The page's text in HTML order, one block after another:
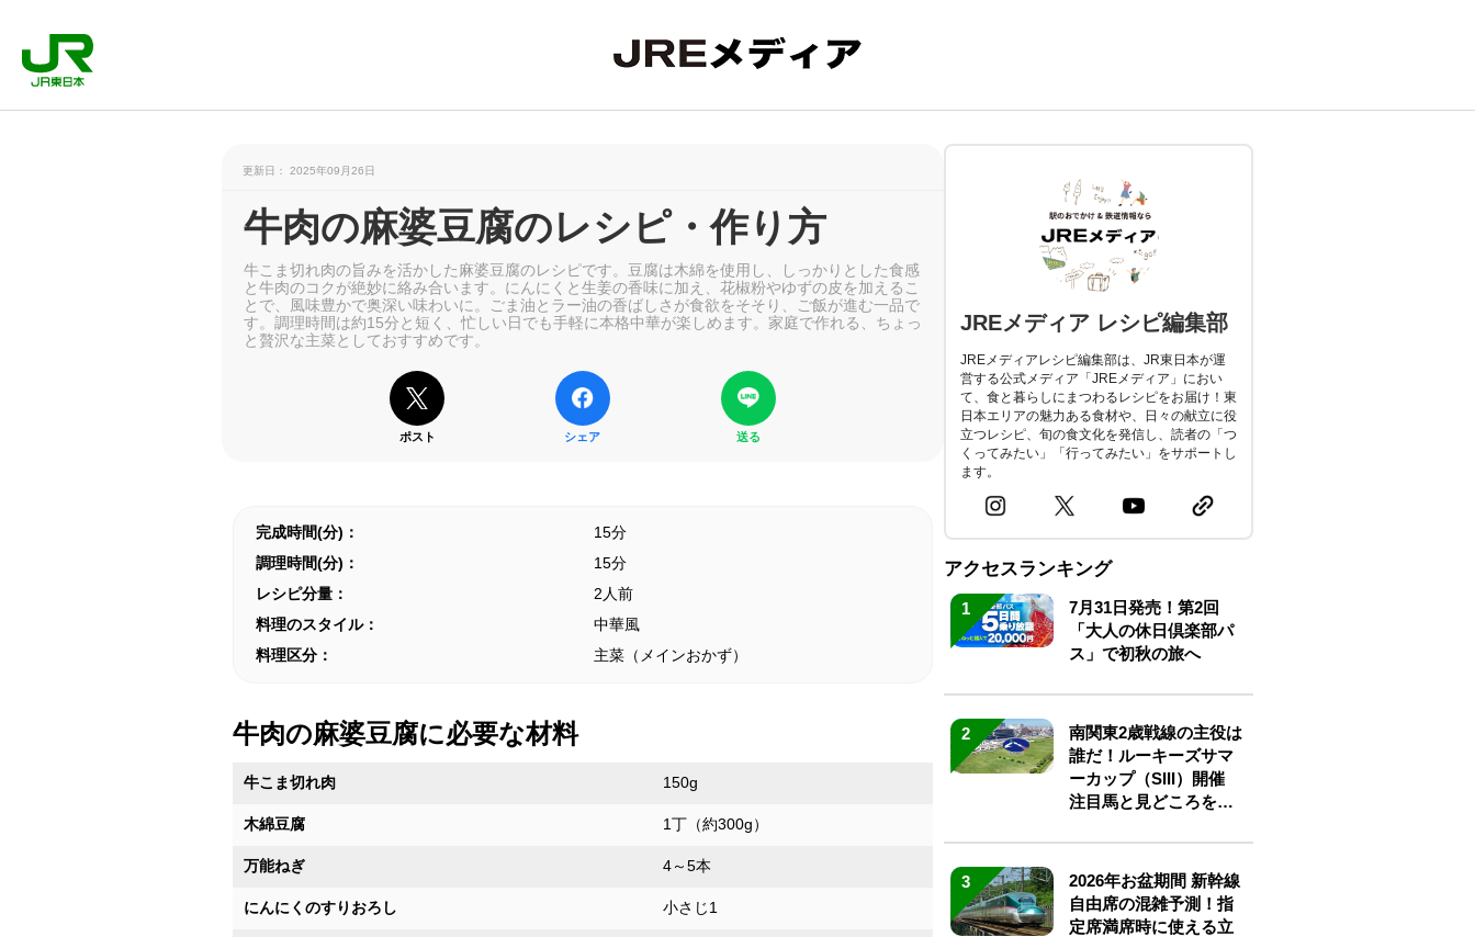
更新日： 2025年09月26日
牛肉の麻婆豆腐のレシピ・作り方
牛こま切れ肉の旨みを活かした麻婆豆腐のレシピです。豆腐は木綿を使用し、しっかりとした食感
と牛肉のコクが絶妙に絡み合います。にんにくと生姜の香味に加え、花椒粉やゆずの皮を加えるこ
とで、風味豊かで奥深い味わいに。ごま油とラー油の香ばしさが食欲をそそり、ご飯が進む一品で
す。調理時間は約15分と短く、忙しい日でも手軽に本格中華が楽しめます。家庭で作れる、ちょっ
と贅沢な主菜としておすすめです。
ポスト シェア 送る
完成時間(分)：
15分
調理時間(分)：
15分
レシピ分量：
2人前
料理のスタイル：
中華風
料理区分：
主菜（メインおかず）
牛肉の麻婆豆腐に必要な材料
牛こま切れ肉 150g
木綿豆腐 1丁（約300g）
万能ねぎ 4～5本
にんにくのすりおろし 小さじ1
JREメディア レシピ編集部
JREメディアレシピ編集部は、JR東日本が運
営する公式メディア「JREメディア」におい
て、食と暮らしにまつわるレシピをお届け！東
日本エリアの魅力ある食材や、日々の献立に役
立つレシピ、旬の食文化を発信し、読者の「つ
くってみたい」「行ってみたい」をサポートし
ます。
アクセスランキング
1
7月31日発売！第2回
「大人の休日倶楽部パ
ス」で初秋の旅へ
2
南関東2歳戦線の主役は
誰だ！ルーキーズサマ
ーカップ（SIII）開催
注目馬と見どころをチ
3
2026年お盆期間 新幹線
自由席の混雑予測！指
定席満席時に使える立